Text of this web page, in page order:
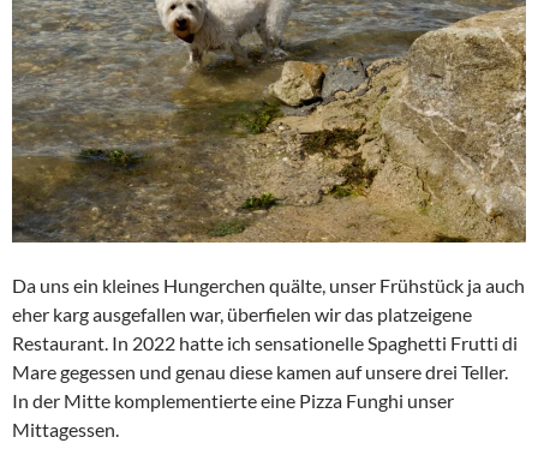
Da uns ein kleines Hungerchen quälte, unser Frühstück ja auch
eher karg ausgefallen war, überfielen wir das platzeigene
Restaurant. In 2022 hatte ich sensationelle Spaghetti Frutti di
Mare gegessen und genau diese kamen auf unsere drei Teller.
In der Mitte komplementierte eine Pizza Funghi unser
Mittagessen.